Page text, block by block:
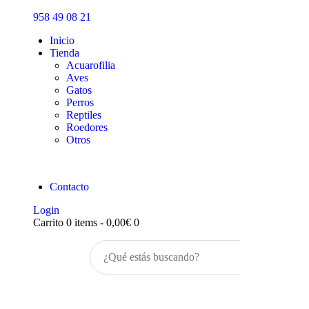
958 49 08 21
Inicio
Tienda
Acuarofilia
Aves
Gatos
Perros
Reptiles
Roedores
Otros
Contacto
Login
Carrito 0 items - 0,00€ 0
Inicio